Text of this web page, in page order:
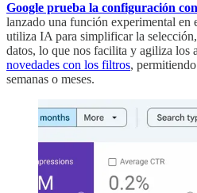
Google prueba la configuración
lanzado una función experimental
utiliza IA para simplificar la
datos, lo que nos facilita y agiliza los
novedades con los filtros,
semanas o meses.